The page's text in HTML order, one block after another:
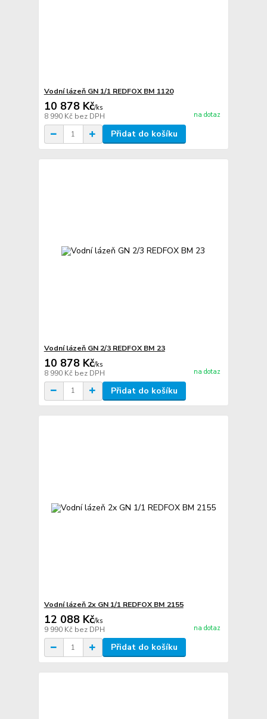
Vodní lázeň GN 1/1 REDFOX BM 1120
10 878 Kč/ks
8 990 Kč bez DPH na dotaz
Přidat do košíku
Vodní lázeň GN 2/3 REDFOX BM 23
10 878 Kč/ks
8 990 Kč bez DPH na dotaz
Přidat do košíku
Vodní lázeň 2x GN 1/1 REDFOX BM 2155
12 088 Kč/ks
9 990 Kč bez DPH na dotaz
Přidat do košíku